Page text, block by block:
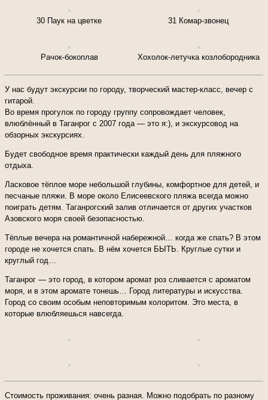
30 Паук на цветке 31 Комар-звонец
Рачок-бокоплав Хохолок-летучка козлобородника
У нас будут экскурсии по городу, творческий мастер-класс, вечер с
гитарой.
Во время прогулок по городу группу сопровождает человек,
влюблённый в Таганрог с 2007 года — это я:), и экскурсовод на
обзорных экскурсиях.
Будет свободное время практически каждый день для пляжного
отдыха.
Ласковое тёплое море небольшой глубины, комфортное для детей, и
песчаные пляжи. В море около Елисеевского пляжа всегда можно
поиграть детям. Таганрогский залив отличается от других участков
Азовского моря своей безопасностью.
Тёплые вечера на романтичной набережной… когда же спать? В этом
городе не хочется спать. В нём хочется БЫТЬ. Круглые сутки и
круглый год…
Таганрог — это город, в котором аромат роз сливается с ароматом
моря, и в этом аромате тонешь… Город литературы и искусства.
Город со своим особым неповторимым колоритом. Это места, в
которые влюбляешься навсегда.
Стоимость проживания: очень разная. Можно подобрать по разному